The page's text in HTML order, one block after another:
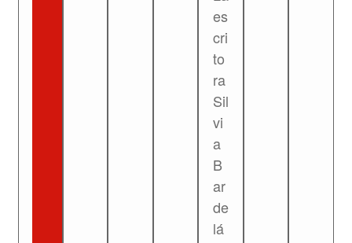
es
cri
to
ra
Sil
vi
a
B
ar
de
lá